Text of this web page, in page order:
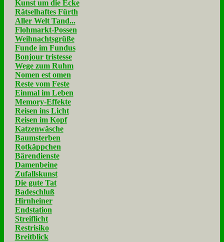
Kunst um die Ecke
Rätselhaftes Fürth
Aller Welt Tand...
Flohmarkt-Possen
Weihnachtsgrüße
Funde im Fundus
Bonjour tristesse
Wege zum Ruhm
Nomen est omen
Reste vom Feste
Einmal im Leben
Memory-Effekte
Reisen ins Licht
Reisen im Kopf
Katzenwäsche
Baumsterben
Rotkäppchen
Bärendienste
Damenbeine
Zufallskunst
Die gute Tat
Badeschluß
Hirnheiner
Endstation
Streiflicht
Restrisiko
Breitblick